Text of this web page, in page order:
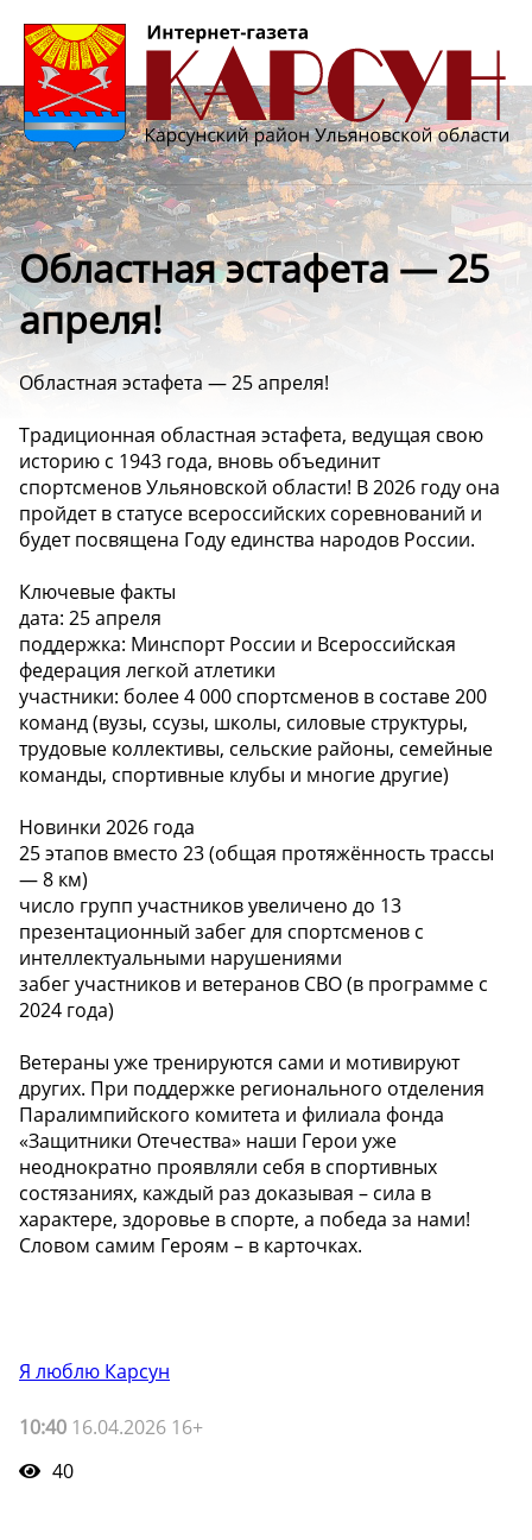
Областная эстафета — 25
апреля!
Областная эстафета — 25 апреля!
Традиционная областная эстафета, ведущая свою
историю с 1943 года, вновь объединит
спортсменов Ульяновской области! В 2026 году она
пройдет в статусе всероссийских соревнований и
будет посвящена Году единства народов России.
Ключевые факты
дата: 25 апреля
поддержка: Минспорт России и Всероссийская
федерация легкой атлетики
участники: более 4 000 спортсменов в составе 200
команд (вузы, ссузы, школы, силовые структуры,
трудовые коллективы, сельские районы, семейные
команды, спортивные клубы и многие другие)
Новинки 2026 года
25 этапов вместо 23 (общая протяжённость трассы
— 8 км)
число групп участников увеличено до 13
презентационный забег для спортсменов с
интеллектуальными нарушениями
забег участников и ветеранов СВО (в программе с
2024 года)
Ветераны уже тренируются сами и мотивируют
других. При поддержке регионального отделения
Паралимпийского комитета и филиала фонда
«Защитники Отечества» наши Герои уже
неоднократно проявляли себя в спортивных
состязаниях, каждый раз доказывая – сила в
характере, здоровье в спорте, а победа за нами!
Словом самим Героям – в карточках.
Я люблю Карсун
10:40 16.04.2026 16+
40